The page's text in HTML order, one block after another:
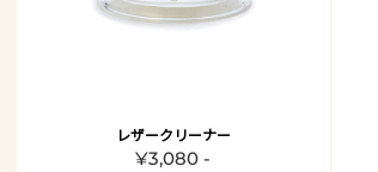
レザークリーナー
¥3,080 -